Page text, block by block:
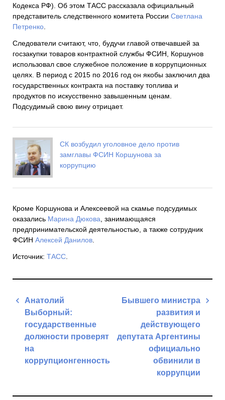
Кодекса РФ). Об этом ТАСС рассказала официальный
представитель следственного комитета России Светлана
Петренко
Следователи считают, что, будучи главой отвечавшей за
госзакупки товаров контрактной службы ФСИН, Коршунов
использовал свое служебное положение в коррупционных
целях. В период с 2015 по 2016 год он якобы заключил два
государственных контракта на поставку топлива и
продуктов по искусственно завышенным ценам.
Подсудимый свою вину отрицает.
СК возбудил уголовное дело против
замглавы ФСИН Коршунова за
коррупцию
Кроме Коршунова и Алексеевой на скамье подсудимых
оказались Марина Дюкова , занимающаяся
предпринимательской деятельностью, а также сотрудник
ФСИН Алексей Данилов
Источник: ТАСС
Навигация
записям
Анатолий
Выборный:
государственные
должности проверят
на
коррупционгенность
Бывшего министра
развития и
действующего
депутата Аргентины
официально
обвинили в
коррупции